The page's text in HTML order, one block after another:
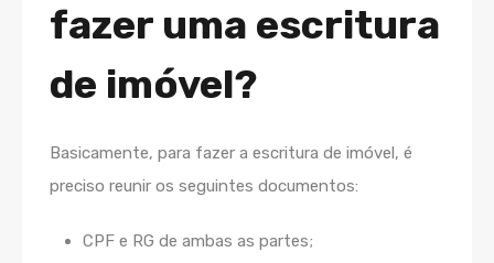
fazer uma escritura
de imóvel?
Basicamente, para fazer a escritura de imóvel, é
preciso reunir os seguintes documentos:
CPF e RG de ambas as partes;